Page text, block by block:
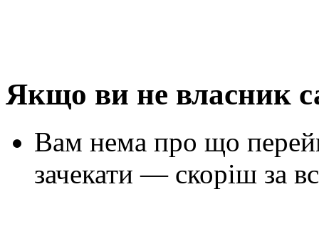
Якщо ви не власник
Вам нема про що
зачекати — скоріш за